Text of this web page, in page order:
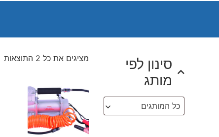
סינון לפי
מותג
כל המותגים
מציגים את כל ⁦2⁩ התוצאות